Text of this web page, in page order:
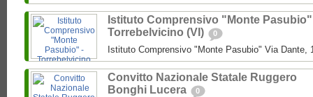
Istituto Comprensivo "Monte
Torrebelvicino (VI)
0
Istituto Comprensivo "Monte Pasubio" Via Dante,
Convitto Nazionale Statale Ruggero
Bonghi Lucera
0